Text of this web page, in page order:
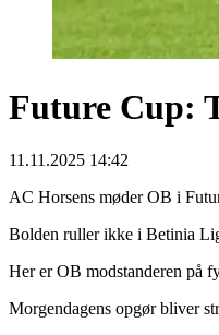
Future Cup:
11.11.2025 14:42
AC Horsens møder OB i
Bolden ruller ikke i Betinia
Her er OB modstanderen på
Morgendagens opgør bliver